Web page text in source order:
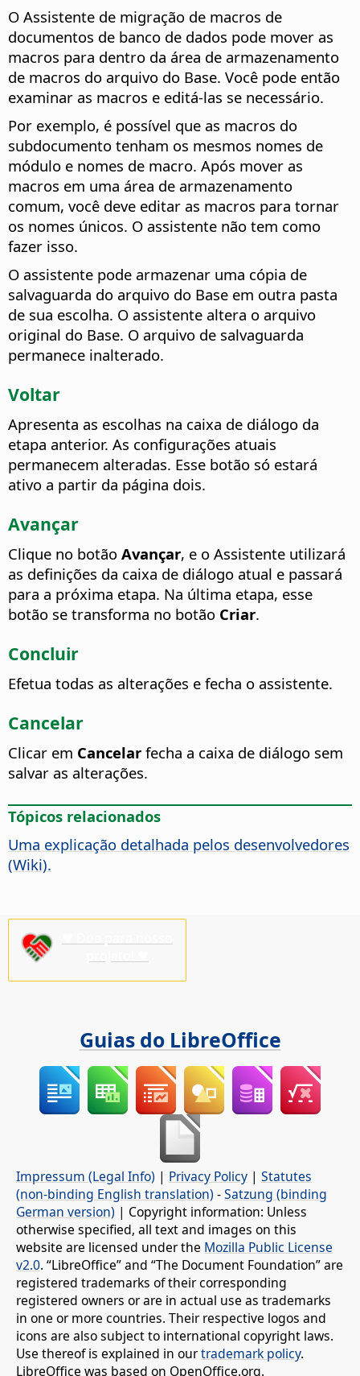
O Assistente de migração de macros de
documentos de banco de dados pode mover as
macros para dentro da área de armazenamento
de macros do arquivo do Base. Você pode então
examinar as macros e editá-las se necessário.
Por exemplo, é possível que as macros do
subdocumento tenham os mesmos nomes de
módulo e nomes de macro. Após mover as
macros em uma área de armazenamento
comum, você deve editar as macros para tornar
os nomes únicos. O assistente não tem como
fazer isso.
O assistente pode armazenar uma cópia de
salvaguarda do arquivo do Base em outra pasta
de sua escolha. O assistente altera o arquivo
original do Base. O arquivo de salvaguarda
permanece inalterado.
Voltar
Apresenta as escolhas na caixa de diálogo da
etapa anterior. As configurações atuais
permanecem alteradas. Esse botão só estará
ativo a partir da página dois.
Avançar
Clique no botão Avançar, e o Assistente utilizará
as definições da caixa de diálogo atual e passará
para a próxima etapa. Na última etapa, esse
botão se transforma no botão Criar.
Concluir
Efetua todas as alterações e fecha o assistente.
Cancelar
Clicar em Cancelar fecha a caixa de diálogo sem
salvar as alterações.
Tópicos relacionados
Uma explicação detalhada pelos desenvolvedores
(Wiki).
Guias do LibreOffice
Impressum (Legal Info) | Privacy Policy | Statutes
(non-binding English translation) -Satzung (binding
German version) | Copyright information: Unless
otherwise specified, all text and images on this
website are licensed under the Mozilla Public License
v2.0. “LibreOffice” and “The Document Foundation” are
registered trademarks of their corresponding
registered owners or are in actual use as trademarks
in one or more countries. Their respective logos and
icons are also subject to international copyright laws.
Use thereof is explained in ourtrademark policy.
LibreOffice was based on OpenOffice.org.